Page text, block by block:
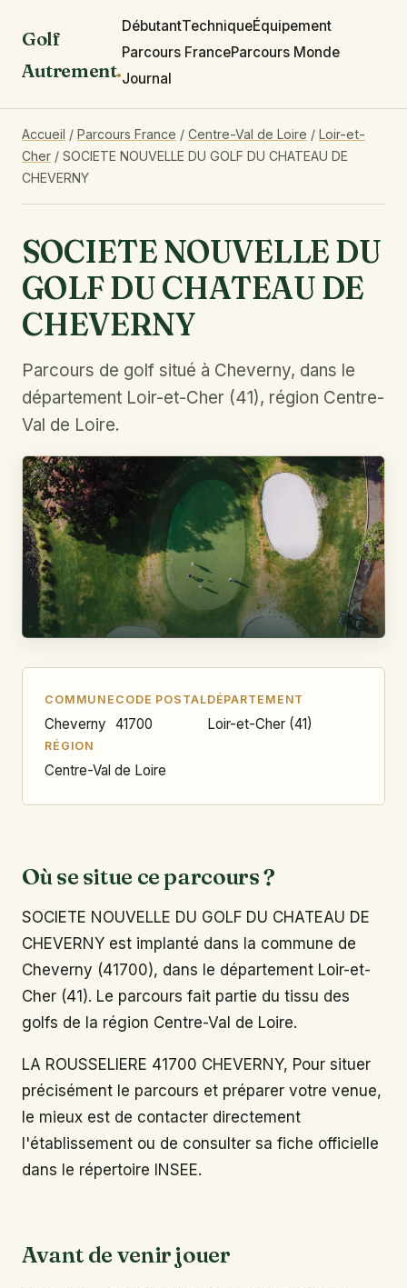
Golf
Autrement.
DébutantTechniqueÉquipement
Parcours FranceParcours Monde
Journal
Accueil / Parcours France / Centre-Val de Loire / Loir-et-
Cher / SOCIETE NOUVELLE DU GOLF DU CHATEAU DE
CHEVERNY
SOCIETE NOUVELLE DU
GOLF DU CHATEAU DE
CHEVERNY
Parcours de golf situé à Cheverny, dans le
département Loir-et-Cher (41), région Centre-
Val de Loire.
COMMUNE
Cheverny
CODE POSTAL
41700
DÉPARTEMENT
Loir-et-Cher (41)
RÉGION
Centre-Val de Loire
Où se situe ce parcours ?
SOCIETE NOUVELLE DU GOLF DU CHATEAU DE
CHEVERNY est implanté dans la commune de
Cheverny (41700), dans le département Loir-et-
Cher (41). Le parcours fait partie du tissu des
golfs de la région Centre-Val de Loire.
LA ROUSSELIERE 41700 CHEVERNY, Pour situer
précisément le parcours et préparer votre venue,
le mieux est de contacter directement
l'établissement ou de consulter sa fiche officielle
dans le répertoire INSEE.
Avant de venir jouer